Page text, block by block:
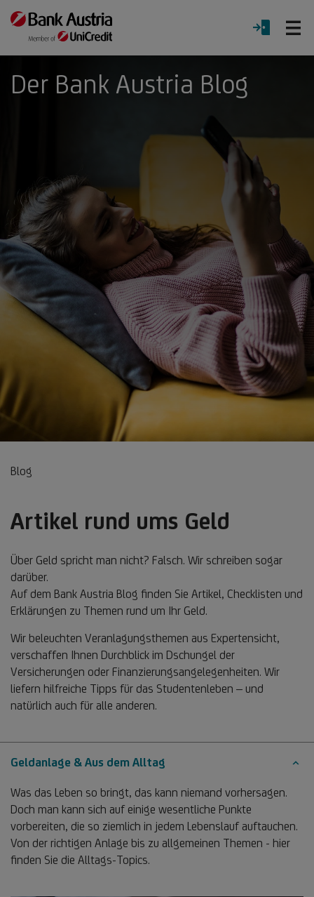
LOGIN
Der Bank Austria Blog
Blog
Artikel rund ums Geld
Über Geld spricht man nicht? Falsch. Wir schreiben sogar
darüber.
Auf dem Bank Austria Blog finden Sie Artikel, Checklisten und
Erklärungen zu Themen rund um Ihr Geld.
Wir beleuchten Veranlagungsthemen aus Expertensicht,
verschaffen Ihnen Durchblick im Dschungel der
Versicherungen oder Finanzierungsangelegenheiten. Wir
liefern hilfreiche Tipps für das Studentenleben – und
natürlich auch für alle anderen.
Geldanlage & Aus dem Alltag
Was das Leben so bringt, das kann niemand vorhersagen.
Doch man kann sich auf einige wesentliche Punkte
vorbereiten, die so ziemlich in jedem Lebenslauf auftauchen.
Von der richtigen Anlage bis zu allgemeinen Themen - hier
finden Sie die Alltags-Topics.